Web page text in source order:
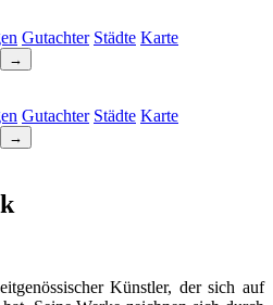
Gutachter Städte Karte
→
Gutachter Städte Karte
→
Künstler, der sich auf